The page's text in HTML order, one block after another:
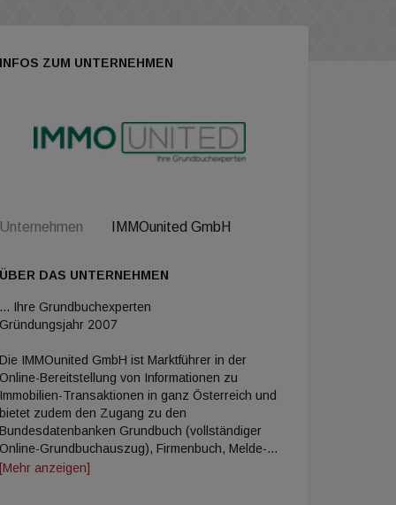
INFOS ZUM UNTERNEHMEN
Unternehmen IMMOunited GmbH
ÜBER DAS UNTERNEHMEN
... Ihre Grundbuchexperten
Gründungsjahr 2007
Die IMMOunited GmbH ist Marktführer in der
Online-Bereitstellung von Informationen zu
Immobilien-Transaktionen in ganz Österreich und
bietet zudem den Zugang zu den
Bundesdatenbanken Grundbuch (vollständiger
Online-Grundbuchauszug), Firmenbuch, Melde-
und Gewerberegister. Seit 2007 verschafft das
[Mehr anzeigen]